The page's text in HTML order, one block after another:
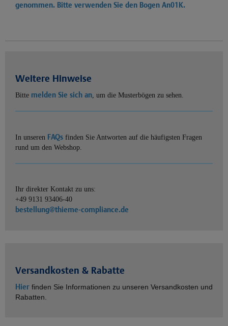
genommen. Bitte verwenden Sie den Bogen An01K.
Weitere Hinweise
Bitte melden Sie sich an, um die Musterbögen zu sehen.
In unseren FAQs finden Sie Antworten auf die häufigsten Fragen
rund um den Webshop.
Ihr direkter Kontakt zu uns:
+49 9131 93406-40
bestellung@thieme-compliance.de
Versandkosten & Rabatte
Hier finden Sie Informationen zu unseren Versandkosten und
Rabatten.